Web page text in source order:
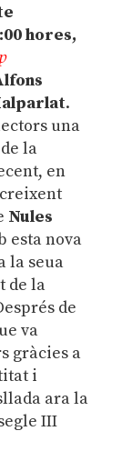
hores,
.
una
la
en
Nules
esta nova
la seua
de la
de
va
gràcies a
i
ara la
III